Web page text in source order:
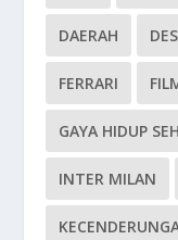
DAERAH
FERRARI
GAYA HIDUP
INTER MILAN